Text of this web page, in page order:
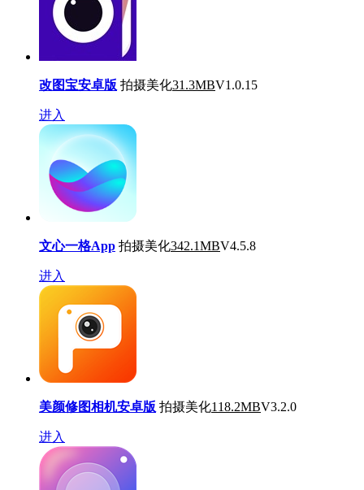
改图宝安卓版 拍摄美化31.3MBV1.0.15
进入
文心一格App 拍摄美化342.1MBV4.5.8
进入
美颜修图相机安卓版 拍摄美化118.2MBV3.2.0
进入